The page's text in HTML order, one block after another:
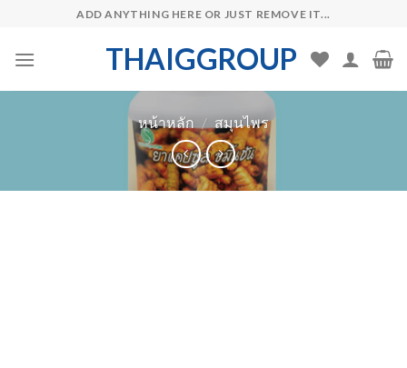
content
ADD ANYTHING HERE OR JUST REMOVE IT...
THAIGGROUP
หน้าหลัก / สมุนไพร